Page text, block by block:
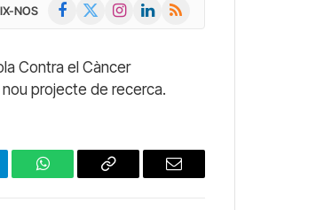
NOS Facebook InstagramLinkedIn
RSS
Contra el Càncer
nou projecte de recerca.
WhatsAppCopy
Email